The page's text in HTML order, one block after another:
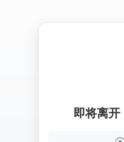
即将离开